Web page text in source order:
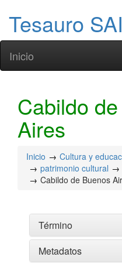
Tesauro
Inicio
Cabildo
Aires
Inicio Cultura y
patrimonio cultural
Cabildo de Buenos
Término
Metadatos